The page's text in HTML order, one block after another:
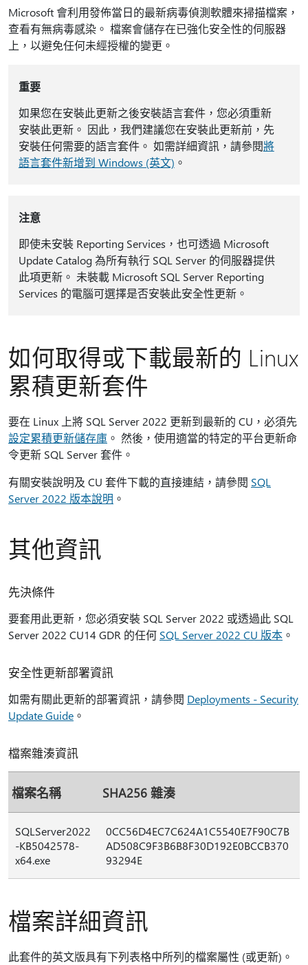
Microsoft 會利用發佈當日的最新病毒偵測軟體來掃描檔案，
查看有無病毒感染。 檔案會儲存在已強化安全性的伺服器
上，以避免任何未經授權的變更。
重要
如果您在安裝此更新之後安裝語言套件，您必須重新
安裝此更新。 因此，我們建議您在安裝此更新前，先
安裝任何需要的語言套件。 如需詳細資訊，請參閱將
語言套件新增到 Windows (英文) 。
注意
即使未安裝 Reporting Services，也可透過 Microsoft
Update Catalog 為所有執行 SQL Server 的伺服器提供
此項更新。 未裝載 Microsoft SQL Server Reporting
Services 的電腦可選擇是否安裝此安全性更新。
如何取得或下載最新的 Linux
累積更新套件
要在 Linux 上將 SQL Server 2022 更新到最新的 CU，必須先
設定累積更新儲存庫 。 然後，使用適當的特定的平台更新命
令更新 SQL Server 套件。
有關安裝說明及 CU 套件下載的直接連結，請參閱 SQL
Server 2022 版本說明 。
其他資訊
先決條件
要套用此更新，您必須安裝 SQL Server 2022 或透過此 SQL
Server 2022 CU14 GDR 的任何 SQL Server 2022 CU 版本 。
安全性更新部署資訊
如需有關此更新的部署資訊，請參閱 Deployments - Security
Update Guide 。
檔案雜湊資訊
檔案名稱 SHA256 雜湊
SQLServer2022
-KB5042578-
x64.exe
0CC56D4EC7C624A1C5540E7F90C7B
AD508C9F3B6B8F30D192E0BCCB370
93294E
檔案詳細資訊
此套件的英文版具有下列表格中所列的檔案屬性 (或更新)。